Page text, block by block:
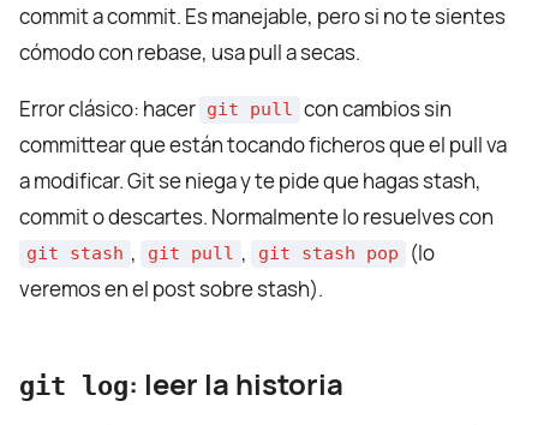
commit a commit. Es manejable, pero si no te sientes
cómodo con rebase, usa pull a secas.
Error clásico: hacer git pull con cambios sin
committear que están tocando ficheros que el pull va
a modificar. Git se niega y te pide que hagas stash,
commit o descartes. Normalmente lo resuelves con
git stash , git pull , git stash pop
(lo
veremos en el post sobre stash).
git log: leer la historia